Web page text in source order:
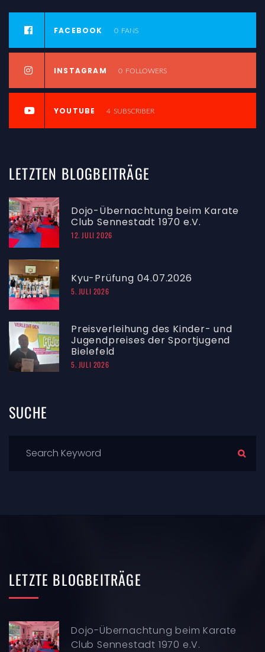
FACEBOOK 0 FANS
INSTAGRAM 0 FOLLOWERS
YOUTUBE 4 SUBSCRIBER
LETZTEN BLOGBEITRÄGE
Dojo-Übernachtung beim Karate
Club Sennestadt 1970 e.V.
12. JULI 2026
Kyu-Prüfung 04.07.2026
5. JULI 2026
Preisverleihung des Kinder- und
Jugendpreises der Sportjugend
Bielefeld
5. JULI 2026
SUCHE
LETZTE BLOGBEITRÄGE
Dojo-Übernachtung beim Karate
Club Sennestadt 1970 e.V.